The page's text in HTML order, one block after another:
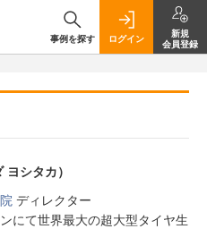
事例を探す ログイン
新規
会員登録
シタカ）
ディレクター
にて世界最大の超大型タイヤ生